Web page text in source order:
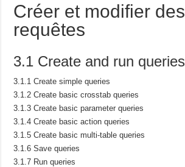
Créer et modifier des
requêtes
3.1 Create and run queries
3.1.1 Create simple queries
3.1.2 Create basic crosstab queries
3.1.3 Create basic parameter queries
3.1.4 Create basic action queries
3.1.5 Create basic multi-table queries
3.1.6 Save queries
3.1.7 Run queries